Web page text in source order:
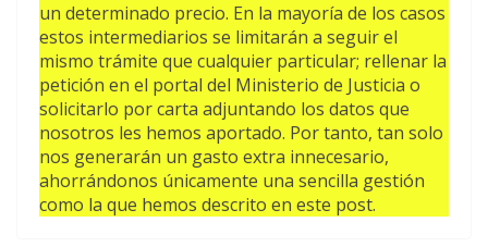
un determinado precio. En la mayoría de los casos
estos intermediarios se limitarán a seguir el
mismo trámite que cualquier particular; rellenar la
petición en el portal del Ministerio de Justicia o
solicitarlo por carta adjuntando los datos que
nosotros les hemos aportado. Por tanto, tan solo
nos generarán un gasto extra innecesario,
ahorrándonos únicamente una sencilla gestión
como la que hemos descrito en este post.